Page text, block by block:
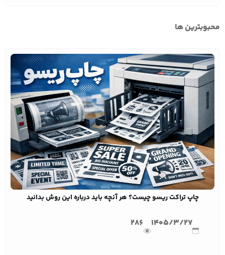
محبوبترین ها
چاپ تراکت ریسو چیست؟ هر آنچه باید درباره این روش بدانید
1405/3/27
286